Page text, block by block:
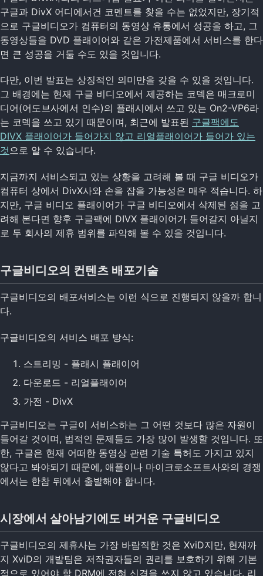
구글과 DivX 어디에서건 코멘트를 찾을 수는 없었지만, 장기적
으로 구글비디오가 컴퓨터의 동영상 유통에서 성공을 하고, 그
동영상들을 DVD 플래이어와 같은 가전제품에서 서비스를 한다
면 큰 성공을 거둘 수도 있을 것입니다.
다만, 이번 발표는 상징적인 의미만을 갖을 수 있을 것입니다.
그 배경에는 현재 구글 비디오에서 제공하는 코덱은 매크로미
디어(어도브사에서 인수)의 플래시에서 쓰고 있는 On2-VP6라
는 코덱을 쓰고 있기 때문이며, 최근에 발표된 구글팩에도
DIVX 플래이어가 들어가지 않고 리얼플래이어가 들어가 있는
것으로 알 수 있습니다.
지금까지 서비스되고 있는 상황을 고려해 볼 때 구글 비디오가
컴퓨터 상에서 DivX사와 손을 잡을 가능성은 매우 적습니다. 하
지만, 구글 비디오 플래이어가 구글 비디오에서 삭제된 점을 고
려해 본다면 향후 구글팩에 DIVX 플래이어가 들어갈지 아닐지
로 두 회사의 제휴 범위를 파악해 볼 수 있을 것입니다.
구글비디오의 컨텐츠 배포기술
구글비디오의 배포서비스는 이런 식으로 진행되지 않을까 합니
다.
구글비디오의 서비스 배포 방식:
스트리밍 - 플래시 플래이어
다운로드 - 리얼플래이어
가전 - DivX
구글비디오는 구글이 서비스하는 그 어떤 것보다 많은 자원이
들어갈 것이며, 법적인 문제들도 가장 많이 발생할 것입니다. 또
한, 구글은 현재 어떠한 동영상 관련 기술 특허도 가지고 있지
않다고 봐야되기 때문에, 애플이나 마이크로소프트사와의 경쟁
에서는 한참 뒤에서 출발해야 합니다.
시장에서 살아남기에도 버거운 구글비디오
구글비디오의 제휴사는 가장 바람직한 것은 XviD지만, 현재까
지 XviD의 개발팀은 저작권자들의 권리를 보호하기 위해 기본
적으로 있어야 할 DRM에 전혀 신경을 쓰지 않고 있습니다. 리